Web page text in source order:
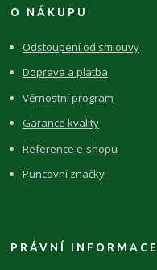
O NÁKUPU
Odstoupení od smlouvy
Doprava a platba
Věrnostní program
Garance kvality
Reference e-shopu
Puncovní značky
PRÁVNÍ INFORMACE